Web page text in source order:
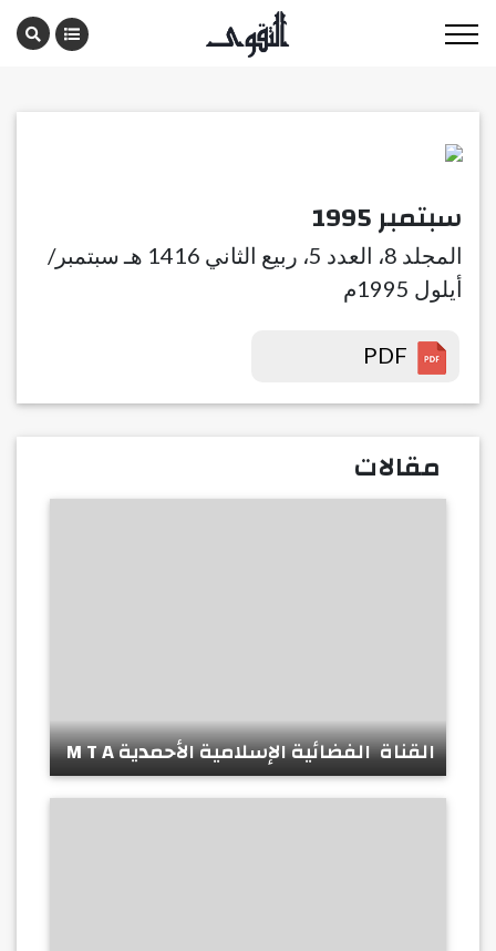
سبتمبر 1995
المجلد 8، العدد 5، ربيع الثاني 1416 هـ سبتمبر/
أيلول 1995م
مقالات
القناة الفضائية الإسلامية الأحمدية M T A